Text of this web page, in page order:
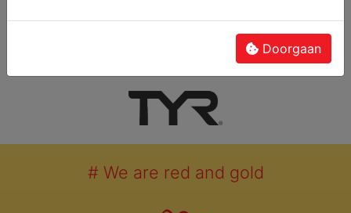
kortingscode:
HOZT20
# We are red and gold
Doorgaan